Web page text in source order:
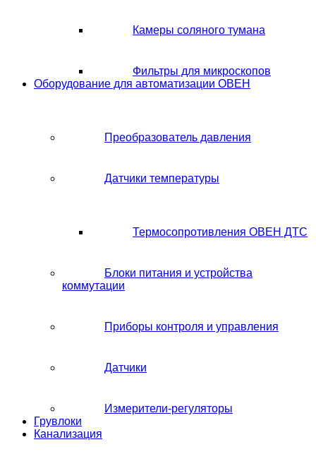
Камеры соляного тумана
Фильтры для микроскопов
Оборудование для автоматизации ОВЕН
Преобразователь давления
Датчики температуры
Термосопротивления ОВЕН ДТС
Блоки питания и устройства
коммутации
Приборы контроля и управления
Датчики
Измерители-регуляторы
Грувлоки
Канализация